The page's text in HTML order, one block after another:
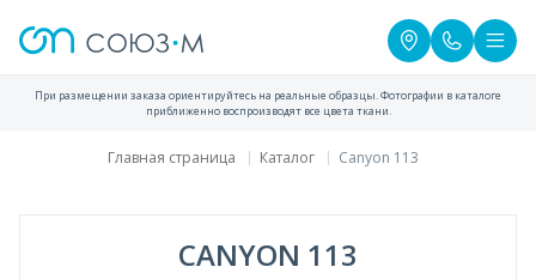
При размещении заказа ориентируйтесь на реальные образцы. Фотографии в каталоге
приближенно воспроизводят все цвета ткани.
Главная страница Каталог Canyon 113
CANYON 113